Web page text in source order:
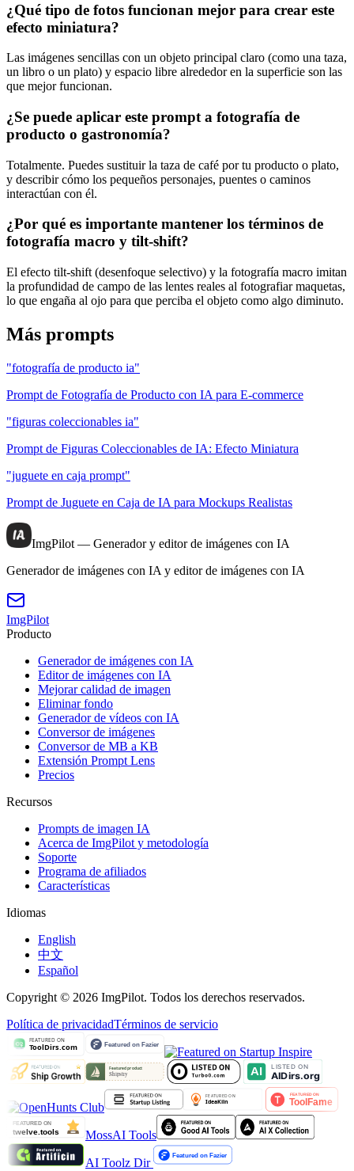
¿Qué tipo de fotos funcionan mejor para crear este
efecto miniatura?
Las imágenes sencillas con un objeto principal claro (como una taza,
un libro o un plato) y espacio libre alrededor en la superficie son las
que mejor funcionan.
¿Se puede aplicar este prompt a fotografía de
producto o gastronomía?
Totalmente. Puedes sustituir la taza de café por tu producto o plato,
y describir cómo los pequeños personajes, puentes o caminos
interactúan con él.
¿Por qué es importante mantener los términos de
fotografía macro y tilt-shift?
El efecto tilt-shift (desenfoque selectivo) y la fotografía macro imitan
la profundidad de campo de las lentes reales al fotografiar maquetas,
lo que engaña al ojo para que perciba el objeto como algo diminuto.
Más prompts
"fotografía de producto ia"
Prompt de Fotografía de Producto con IA para E-commerce
"figuras coleccionables ia"
Prompt de Figuras Coleccionables de IA: Efecto Miniatura
"juguete en caja prompt"
Prompt de Juguete en Caja de IA para Mockups Realistas
ImgPilot — Generador y editor de imágenes con IA
Generador de imágenes con IA y editor de imágenes con IA
ImgPilot
Producto
Generador de imágenes con IA
Editor de imágenes con IA
Mejorar calidad de imagen
Eliminar fondo
Generador de vídeos con IA
Conversor de imágenes
Conversor de MB a KB
Extensión Prompt Lens
Precios
Recursos
Prompts de imagen IA
Acerca de ImgPilot y metodología
Soporte
Programa de afiliados
Características
Idiomas
English
中文
Español
Copyright © 2026 ImgPilot. Todos los derechos reservados.
Política de privacidadTérminos de servicio
MossAI Tools
AI Toolz Dir